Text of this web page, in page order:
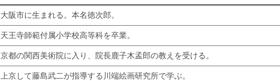
大阪市に生まれる。本名徳次郎。
天王寺師範付属小学校高等科を卒業。
京都の関西美術院に入り、院長鹿子木孟郎の教えを受ける。
上京して藤島武二が指導する川端絵画研究所で学ぶ。